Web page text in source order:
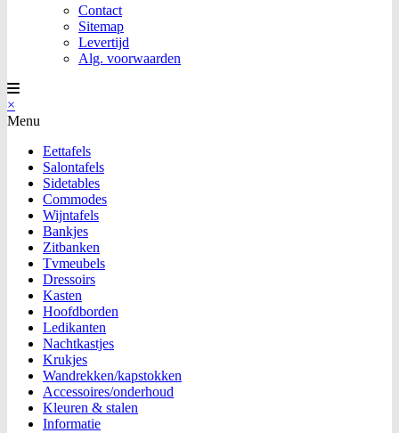
Contact
Sitemap
Levertijd
Alg. voorwaarden
×
Menu
Eettafels
Salontafels
Sidetables
Commodes
Wijntafels
Bankjes
Zitbanken
Tvmeubels
Dressoirs
Kasten
Hoofdborden
Ledikanten
Nachtkastjes
Krukjes
Wandrekken/kapstokken
Accessoires/onderhoud
Kleuren & stalen
Informatie